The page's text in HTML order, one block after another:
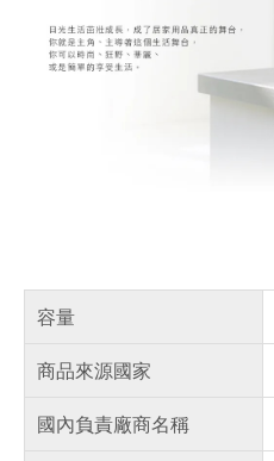
容量
商品來源國家
國內負責廠商名稱